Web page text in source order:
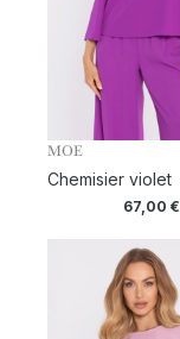
MOE
Chemisier violet
67,00 €